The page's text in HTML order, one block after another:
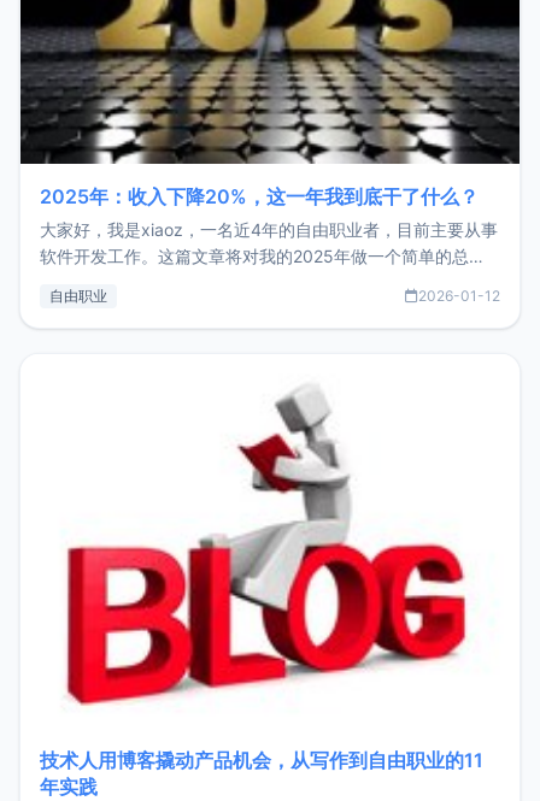
2025年：收入下降20%，这一年我到底干了什么？
大家好，我是xiaoz，一名近4年的自由职业者，目前主要从事
软件开发工作。这篇文章将对我的2025年做一个简单的总
收入下降20%，但却过得很充实，2026年不求突破，但求保
自由职业 2026-01-12
技术人用博客撬动产品机会，从写作到自由职业的11
年实践